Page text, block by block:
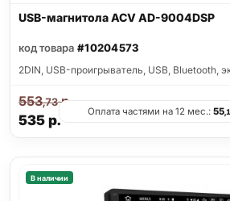
USB-магнитола ACV AD-9004DSP
код товара #10204573
2DIN, USB-проигрыватель, USB, Bluetooth,
535р.
553,73р.
Оплата частями на 12 мес.:55
В наличии